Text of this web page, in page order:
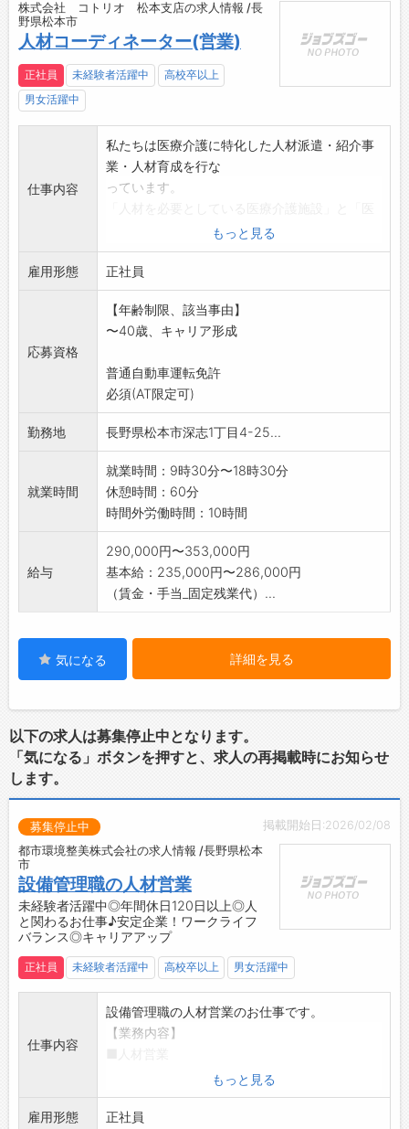
株式会社 コトリオ 松本支店の求人情報 /長
野県松本市
人材コーディネーター(営業)
正社員 未経験者活躍中
高校卒以上
男女活躍中
仕事内容
私たちは医療介護に特化した人材派遣・紹介事
業・人材育成を行な
っています。
療福祉業界で働きた
い求職者」との架け橋となるのが人材コーディ
ネーターの役割です
医療福祉施設と求職者、双方の対応をお任せい
たします。
(法人営業、マッチング、アフターフォロー)
もっと見る
雇用形態 正社員
応募資格
【年齢制限、該当事由】
〜40歳、キャリア形成
普通自動車運転免許
必須(AT限定可)
勤務地 長野県松本市深志1丁目4-25...
就業時間
就業時間：9時30分〜18時30分
休憩時間：60分
時間外労働時間：10時間
給与
290,000円〜353,000円
基本給：235,000円〜286,000円
（賃金・手当_固定残業代）...
気になる 詳細を見る
以下の求人は募集停止中となります。
「気になる」ボタンを押すと、求人の再掲載時にお知らせ
します。
掲載開始日:2026/02/08
募集停止中
都市環境整美株式会社の求人情報 /長野県松本
市
設備管理職の人材営業
未経験者活躍中◎年間休日120日以上◎人
と関わるお仕事♪安定企業！ワークライフ
バランス◎キャリアアップ
正社員 未経験者活躍中 高校卒以上 男女活躍中
仕事内容
設備管理職の人材営業のお仕事です。
【業務内容】
・紹介営業・企業提案
・社員給与計算、請求書作成など
◆営業といっても飛込営業や無理なノルマ等は
もっと見る
雇用形態 正社員